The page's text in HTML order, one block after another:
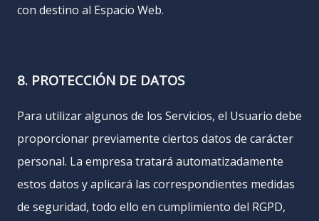
con destino al Espacio Web.
8. PROTECCIÓN DE DATOS
Para utilizar algunos de los Servicios, el Usuario debe
proporcionar previamente ciertos datos de carácter
personal. La empresa tratará automatizadamente
estos datos y aplicará las correspondientes medidas
de seguridad, todo ello en cumplimiento del RGPD,